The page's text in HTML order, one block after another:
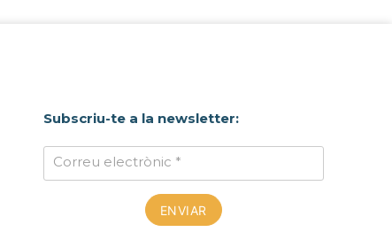
Subscriu-te a la newsletter:
Correu electrònic *